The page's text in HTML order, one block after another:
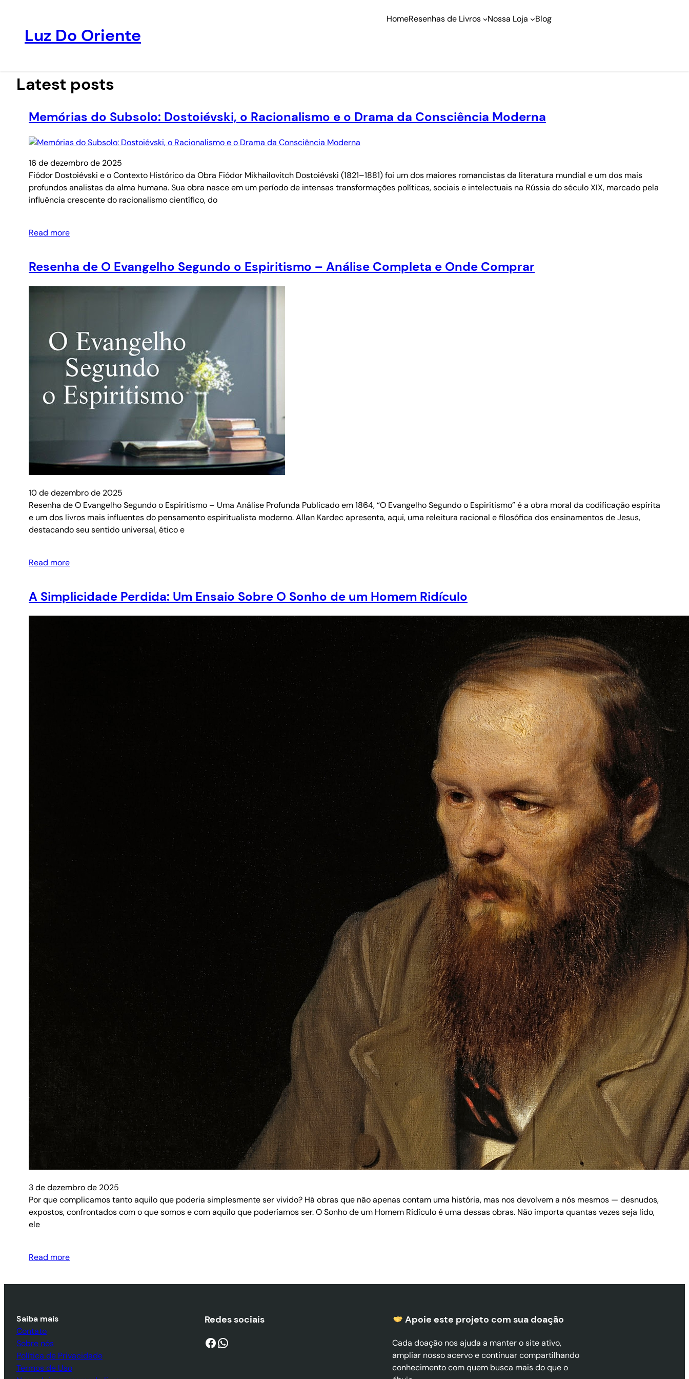
conteúdo
Luz Do Oriente
HomeResenhas de Livros Nossa Loja Blog
Latest posts
Memórias do Subsolo: Dostoiévski, o Racionalismo e o Drama da Consciência Moderna
16 de dezembro de 2025
Fiódor Dostoiévski e o Contexto Histórico da Obra Fiódor Mikhailovitch Dostoiévski (1821–1881) foi um dos maiores romancistas da literatura mundial e um dos mais
profundos analistas da alma humana. Sua obra nasce em um período de intensas transformações políticas, sociais e intelectuais na Rússia do século XIX, marcado pela
influência crescente do racionalismo científico, do
Read more
Resenha de O Evangelho Segundo o Espiritismo – Análise Completa e Onde Comprar
10 de dezembro de 2025
Resenha de O Evangelho Segundo o Espiritismo – Uma Análise Profunda Publicado em 1864, “O Evangelho Segundo o Espiritismo” é a obra moral da codificação espírita
e um dos livros mais influentes do pensamento espiritualista moderno. Allan Kardec apresenta, aqui, uma releitura racional e filosófica dos ensinamentos de Jesus,
destacando seu sentido universal, ético e
Read more
A Simplicidade Perdida: Um Ensaio Sobre O Sonho de um Homem Ridículo
3 de dezembro de 2025
Por que complicamos tanto aquilo que poderia simplesmente ser vivido? Há obras que não apenas contam uma história, mas nos devolvem a nós mesmos — desnudos,
expostos, confrontados com o que somos e com aquilo que poderíamos ser. O Sonho de um Homem Ridículo é uma dessas obras. Não importa quantas vezes seja lido,
ele
Read more
Saiba mais
Contato
Sobre nós
Política de Privacidade
Termos de Uso
Redes sociais
Facebook WhatsApp
Apoie este projeto com sua doação
Cada doação nos ajuda a manter o site ativo,
ampliar nosso acervo e continuar compartilhando
conhecimento com quem busca mais do que o